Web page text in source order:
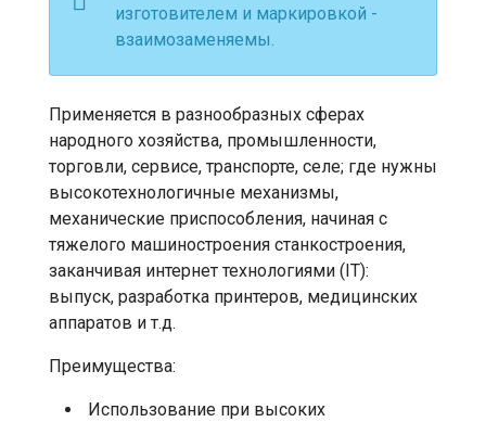
изготовителем и маркировкой -
взаимозаменяемы.
Применяется в разнообразных сферах
народного хозяйства, промышленности,
торговли, сервисе, транспорте, селе; где нужны
высокотехнологичные механизмы,
механические приспособления, начиная с
тяжелого машиностроения станкостроения,
заканчивая интернет технологиями (IT):
выпуск, разработка принтеров, медицинских
аппаратов и т.д.
Преимущества:
Использование при высоких